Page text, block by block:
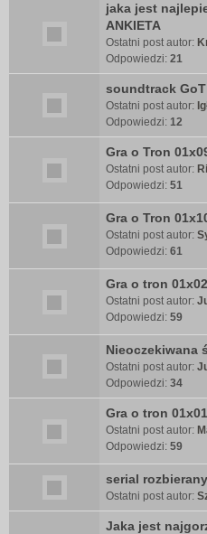
jaka jest
ANKIETA
Ostatni post autor:
Odpowiedzi: 21
soundtrack
Ostatni post autor:
Odpowiedzi: 12
Gra o Tron
Ostatni post autor:
Odpowiedzi: 51
Gra o Tron
Ostatni post autor:
Odpowiedzi: 61
Gra o tron
Ostatni post autor:
Odpowiedzi: 59
Nieoczekiwana
Ostatni post autor:
Odpowiedzi: 34
Gra o tron
Ostatni post autor:
Odpowiedzi: 59
serial
Ostatni post autor:
Jaka jest